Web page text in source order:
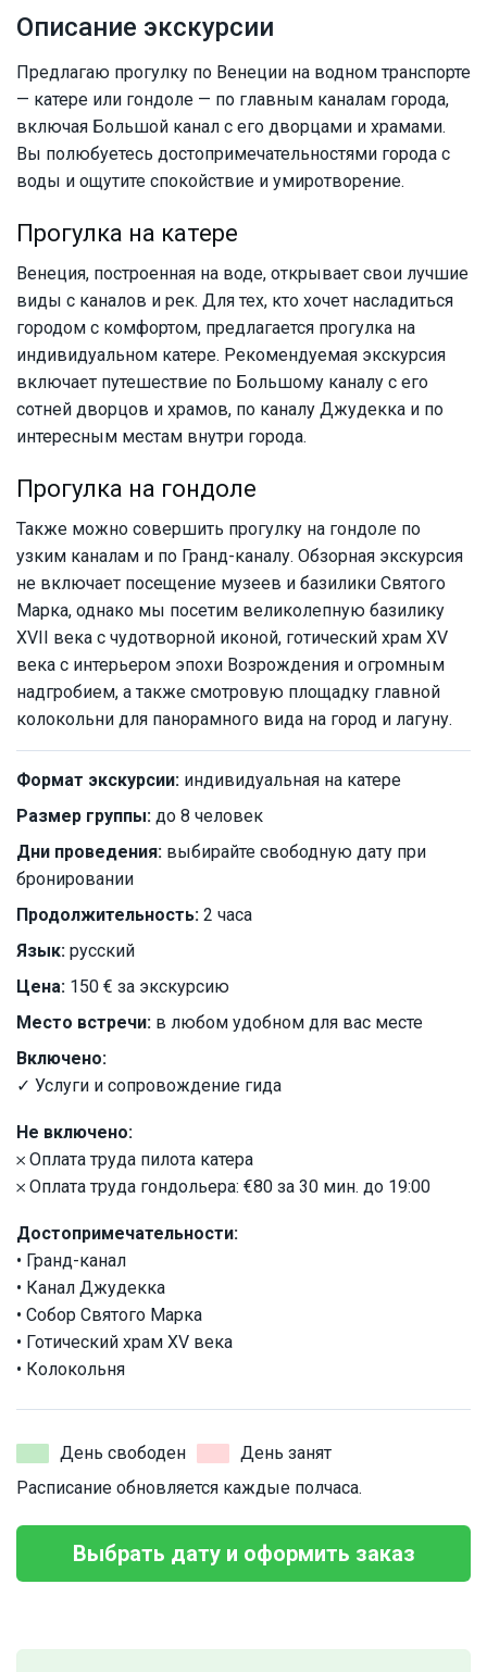
Описание экскурсии
Предлагаю прогулку по Венеции на водном транспорте
— катере или гондоле — по главным каналам города,
включая Большой канал с его дворцами и храмами.
Вы полюбуетесь достопримечательностями города с
воды и ощутите спокойствие и умиротворение.
Прогулка на катере
Венеция, построенная на воде, открывает свои лучшие
виды с каналов и рек. Для тех, кто хочет насладиться
городом с комфортом, предлагается прогулка на
индивидуальном катере. Рекомендуемая экскурсия
включает путешествие по Большому каналу с его
сотней дворцов и храмов, по каналу Джудекка и по
интересным местам внутри города.
Прогулка на гондоле
Также можно совершить прогулку на гондоле по
узким каналам и по Гранд-каналу. Обзорная экскурсия
не включает посещение музеев и базилики Святого
Марка, однако мы посетим великолепную базилику
XVII века с чудотворной иконой, готический храм XV
века с интерьером эпохи Возрождения и огромным
надгробием, а также смотровую площадку главной
колокольни для панорамного вида на город и лагуну.
Формат экскурсии: индивидуальная на катере
Размер группы: до 8 человек
Дни проведения: выбирайте свободную дату при
бронировании
Продолжительность: 2 часа
Язык: русский
Цена: 150 € за экскурсию
Место встречи: в любом удобном для вас месте
Включено:
✓ Услуги и сопровождение гида
Не включено:
𐄂 Оплата труда пилота катера
𐄂 Оплата труда гондольера: €80 за 30 мин. до 19:00
Достопримечательности:
• Гранд-канал
• Канал Джудекка
• Собор Святого Марка
• Готический храм XV века
• Колокольня
День свободен
День занят
Расписание обновляется каждые полчаса.
Выбрать дату и оформить заказ